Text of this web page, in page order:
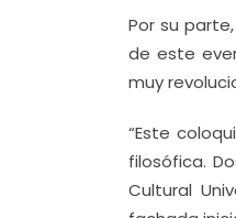
Por su
de este
muy
“Este
filosófica.
Cultural